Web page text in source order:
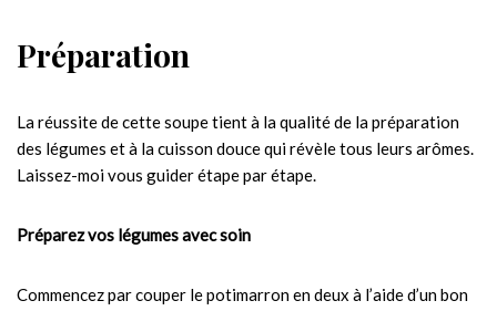
Préparation
La réussite de cette soupe tient à la qualité de la préparation
des légumes et à la cuisson douce qui révèle tous leurs arômes.
Laissez-moi vous guider étape par étape.
Préparez vos légumes avec soin
Commencez par couper le potimarron en deux à l’aide d’un bon